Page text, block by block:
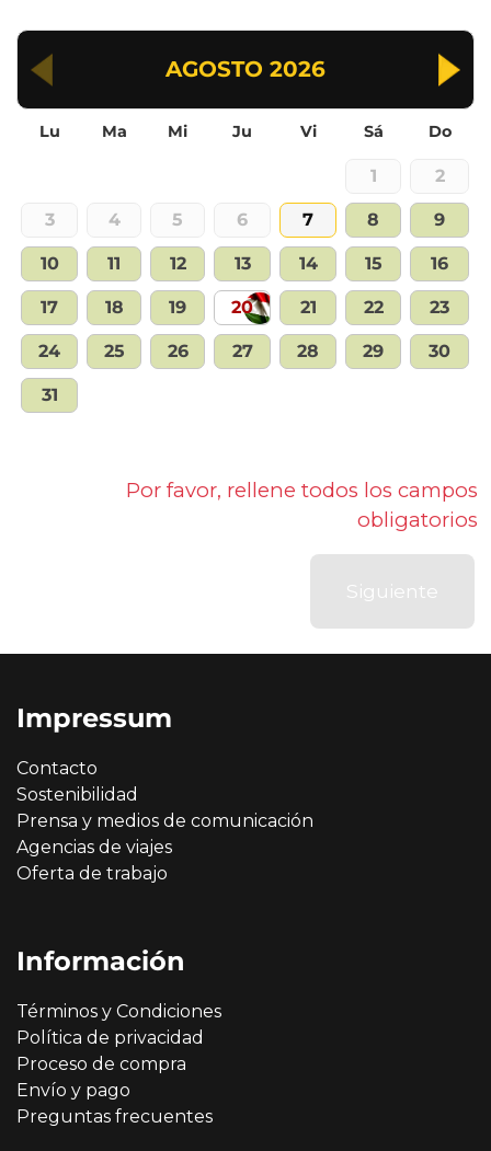
AGOSTO 2026
Lu Ma Mi Ju Vi Sá Do
1 2
3 4 5 6 7 8 9
10 11 12 13 14 15 16
17 18 19 20 21 22 23
24 25 26 27 28 29 30
31
Por favor, rellene todos los campos
obligatorios
Siguiente
Impressum
Contacto
Sostenibilidad
Prensa y medios de comunicación
Agencias de viajes
Oferta de trabajo
Información
Términos y Condiciones
Política de privacidad
Proceso de compra
Envío y pago
Preguntas frecuentes